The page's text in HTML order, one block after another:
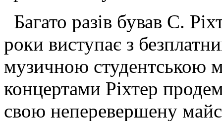
Багато разів бував С.
роки виступає з
музичною студентською
концертами Ріхтер
свою неперевершену